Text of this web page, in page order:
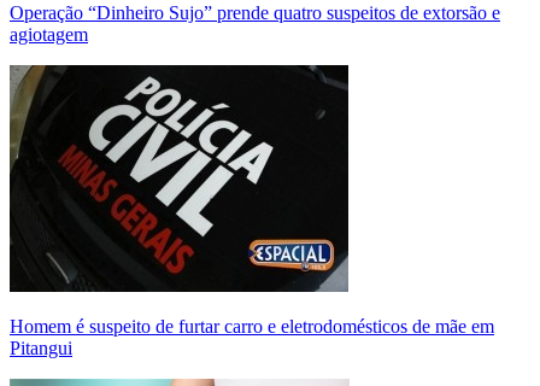
Operação “Dinheiro Sujo” prende quatro suspeitos de extorsão e
agiotagem
Homem é suspeito de furtar carro e eletrodomésticos de mãe em
Pitangui